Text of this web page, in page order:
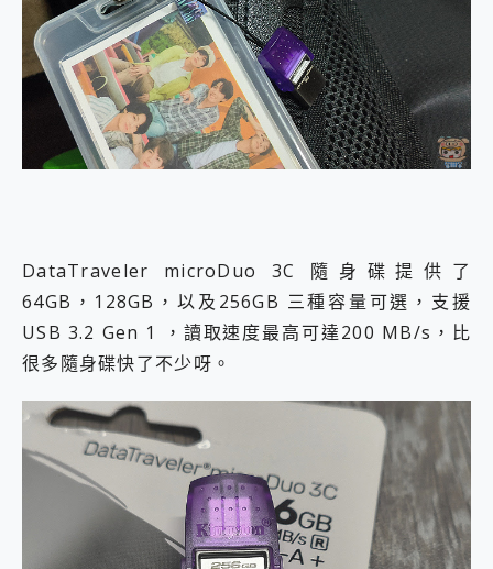
DataTraveler microDuo 3C 隨身碟提供了
64GB，128GB，以及256GB 三種容量可選，支援
USB 3.2 Gen 1 ，讀取速度最高可達200 MB/s，比
很多隨身碟快了不少呀。